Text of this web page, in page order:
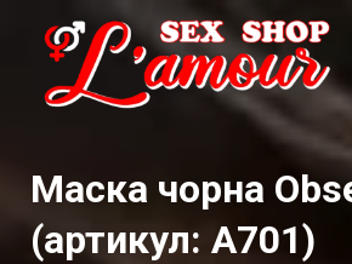
Маска чорна
(артикул: A701)